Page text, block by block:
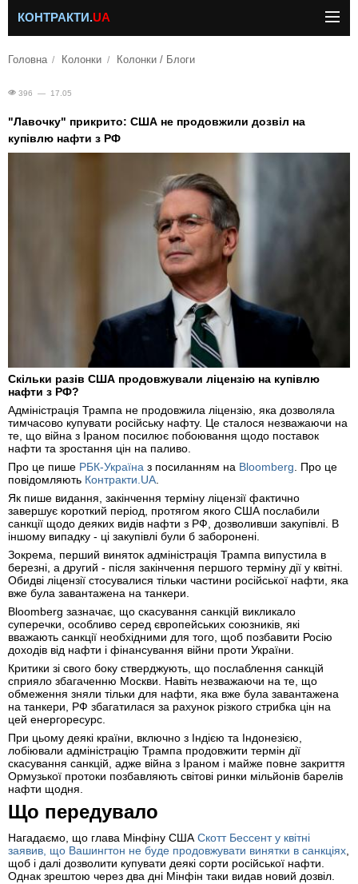
КОНТРАКТИ.UA
Головна Колонки Колонки / Блоги
396 — 17.05
"Лавочку" прикрито: США не продовжили дозвіл на
купівлю нафти з РФ
Скільки разів США продовжували ліцензію на купівлю
нафти з РФ?
Адміністрація Трампа не продовжила ліцензію, яка дозволяла
тимчасово купувати російську нафту. Це сталося незважаючи на
те, що війна з Іраном посилює побоювання щодо поставок
нафти та зростання цін на паливо.
Про це пише РБК-Україна з посиланням на Bloomberg . Про це
повідомляють Контракти.UA
Як пише видання, закінчення терміну ліцензії фактично
завершує короткий період, протягом якого США послабили
санкції щодо деяких видів нафти з РФ, дозволивши закупівлі. В
іншому випадку - ці закупівлі були б заборонені.
Зокрема, перший виняток адміністрація Трампа випустила в
березні, а другий - після закінчення першого терміну дії у квітні.
Обидві ліцензії стосувалися тільки частини російської нафти, яка
вже була завантажена на танкери.
Bloomberg зазначає, що скасування санкцій викликало
суперечки, особливо серед європейських союзників, які
вважають санкції необхідними для того, щоб позбавити Росію
доходів від нафти і фінансування війни проти України.
Критики зі свого боку стверджують, що послаблення санкцій
сприяло збагаченню Москви. Навіть незважаючи на те, що
обмеження зняли тільки для нафти, яка вже була завантажена
на танкери, РФ збагатилася за рахунок різкого стрибка цін на
цей енергоресурс.
При цьому деякі країни, включно з Індією та Індонезією,
лобіювали адміністрацію Трампа продовжити термін дії
скасування санкцій, адже війна з Іраном і майже повне закриття
Ормузької протоки позбавляють світові ринки мільйонів барелів
нафти щодня.
Що передувало
Нагадаємо, що глава Мінфіну США Скотт Бессент у квітні
заявив, що Вашингтон не буде продовжувати винятки в санкціях
щоб і далі дозволити купувати деякі сорти російської нафти.
Однак зрештою через два дні Мінфін таки видав новий дозвіл.